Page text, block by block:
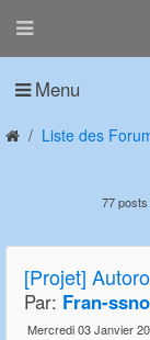
Menu
Liste des
77
[Projet]
Par: Fran-
Mercredi 03 Janvier